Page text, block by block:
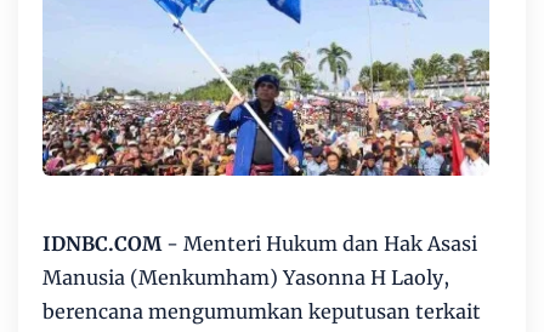
IDNBC.COM- Menteri Hukum dan Hak Asasi
Manusia (Menkumham) Yasonna H Laoly,
berencana mengumumkan keputusan terkait